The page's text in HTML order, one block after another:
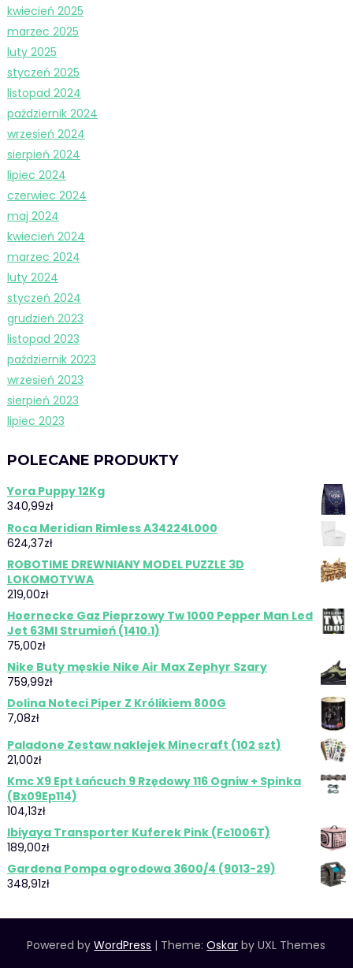
kwiecień 2025
marzec 2025
luty 2025
styczeń 2025
listopad 2024
październik 2024
wrzesień 2024
sierpień 2024
lipiec 2024
czerwiec 2024
maj 2024
kwiecień 2024
marzec 2024
luty 2024
styczeń 2024
grudzień 2023
listopad 2023
październik 2023
wrzesień 2023
sierpień 2023
lipiec 2023
POLECANE PRODUKTY
Yora Puppy 12Kg
340,99zł
Roca Meridian Rimless A34224L000
624,37zł
ROBOTIME DREWNIANY MODEL PUZZLE 3D
LOKOMOTYWA
219,00zł
Hoernecke Gaz Pieprzowy Tw 1000 Pepper Man Led
Jet 63Ml Strumień (1410.1)
75,00zł
Nike Buty męskie Nike Air Max Zephyr Szary
759,99zł
Dolina Noteci Piper Z Królikiem 800G
7,08zł
Paladone Zestaw naklejek Minecraft (102 szt)
21,00zł
Kmc X9 Ept Łańcuch 9 Rzędowy 116 Ogniw + Spinka
(Bx09Ep114)
104,13zł
Ibiyaya Transporter Kuferek Pink (Fc1006T)
189,00zł
Gardena Pompa ogrodowa 3600/4 (9013-29)
348,91zł
Powered byWordPress | Theme:Oskar by UXL Themes